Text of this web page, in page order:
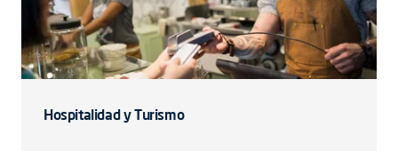
Hospitalidad y Turismo